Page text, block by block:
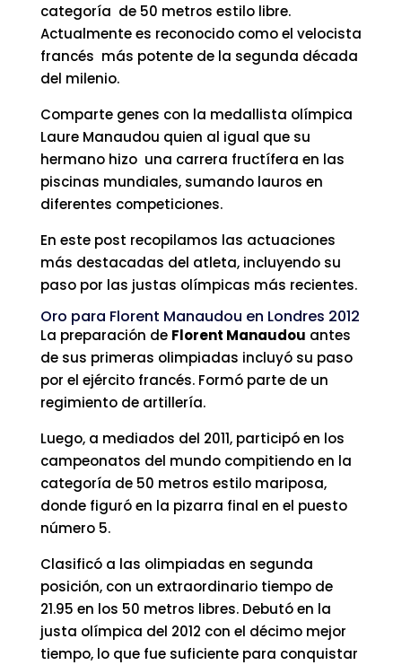
categoría de 50 metros estilo libre.
Actualmente es reconocido como el velocista
francés más potente de la segunda década
del milenio.
Comparte genes con la medallista olímpica
Laure Manaudou quien al igual que su
hermano hizo una carrera fructífera en las
piscinas mundiales, sumando lauros en
diferentes competiciones.
En este post recopilamos las actuaciones
más destacadas del atleta, incluyendo su
paso por las justas olímpicas más recientes.
Oro para Florent Manaudou en Londres 2012
La preparación de Florent Manaudou antes
de sus primeras olimpiadas incluyó su paso
por el ejército francés. Formó parte de un
regimiento de artillería.
Luego, a mediados del 2011, participó en los
campeonatos del mundo compitiendo en la
categoría de 50 metros estilo mariposa,
donde figuró en la pizarra final en el puesto
número 5.
Clasificó a las olimpiadas en segunda
posición, con un extraordinario tiempo de
21.95 en los 50 metros libres. Debutó en la
justa olímpica del 2012 con el décimo mejor
tiempo, lo que fue suficiente para conquistar